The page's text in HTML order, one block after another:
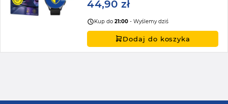
44,90 zł
Kup do21:00 - Wyślemy dziś
Dodaj do koszyka